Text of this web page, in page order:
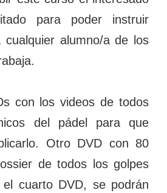
para poder instruir
alumno/a de los
con los videos de todos
del pádel para que
Otro DVD con 80
de todos los golpes
cuarto DVD, se podrán